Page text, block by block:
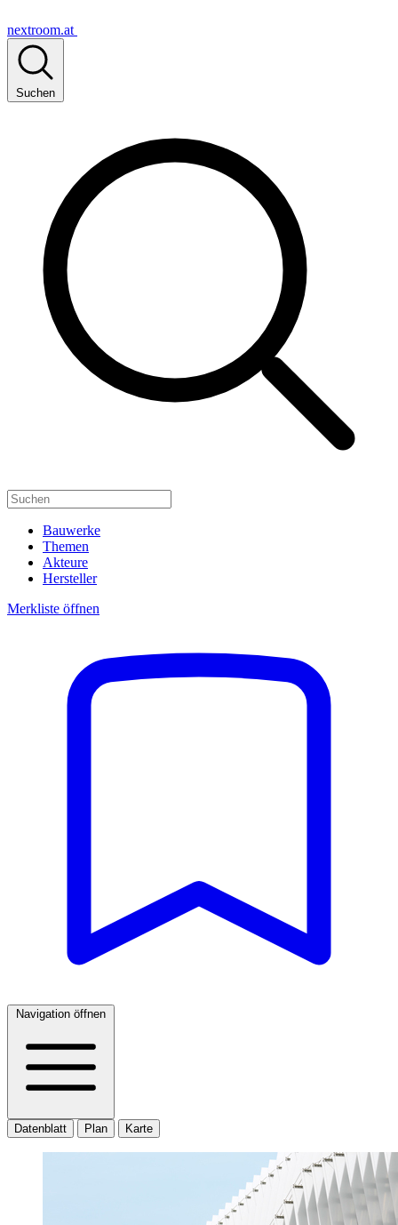
nextroom.at
Suchen
Bauwerke
Themen
Akteure
Hersteller
Merkliste öffnen
Navigation öffnen
Datenblatt Plan Karte